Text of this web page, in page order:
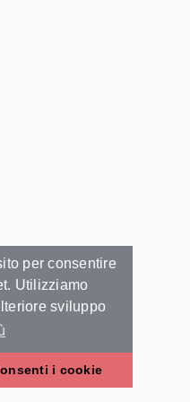
per consentire
Utilizziamo
sviluppo
i cookie